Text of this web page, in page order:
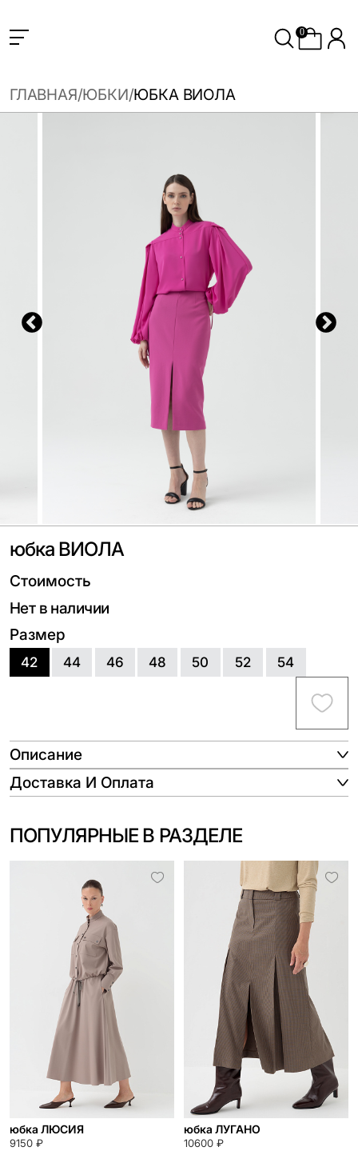
0
ГЛАВНАЯ ЮБКИ ЮБКА ВИОЛА
юбка ВИОЛА
Стоимость
Нет в наличии
Размер
42 44 46 48 50 52 54
Описание
Доставка И Оплата
ПОПУЛЯРНЫЕ В РАЗДЕЛЕ
юбка ЛЮСИЯ
9150 ₽
юбка ЛУГАНО
10600 ₽